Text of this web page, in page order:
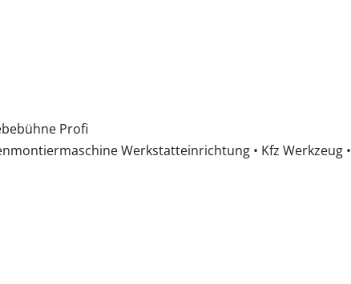
Profi
Werkstatteinrichtung • Kfz Werkzeug •